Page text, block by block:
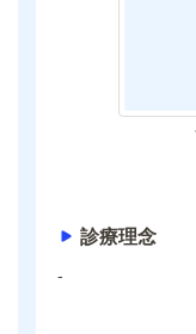
診療理念
-